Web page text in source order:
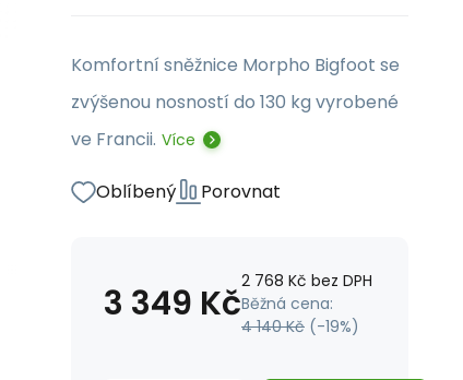
Komfortní sněžnice Morpho Bigfoot se
zvýšenou nosností do 130 kg vyrobené
ve Francii. Více
Oblíbený Porovnat
3 349 Kč2 768 Kč bez DPH
Běžná cena:
4 140 Kč (-19%)